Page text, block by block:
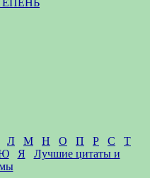
Л М Н О П Р С
Т
Я
Лучшие цитаты и